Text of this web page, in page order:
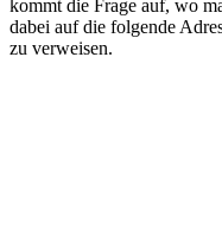
kommt die Frage auf, wo
dabei auf die folgende
zu verweisen.